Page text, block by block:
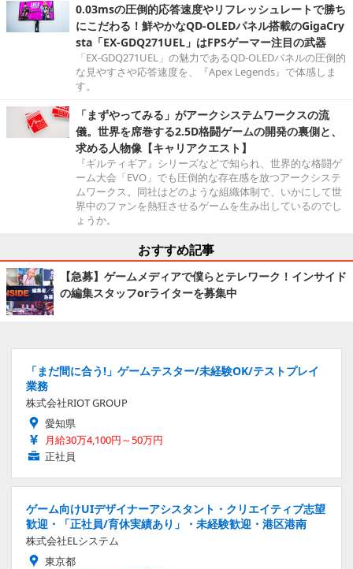
0.03msの圧倒的応答速度やリフレッシュレートで勝ち
にこだわる！鮮やかなQD-OLEDパネル搭載のGigaCry
sta「EX-GDQ271UEL」はFPSゲーマー注目の武器
「EX-GDQ271UEL」の魅力であるQD-OLEDパネルの圧倒的
な見やすさや応答速度を、『Apex Legends』で体感しま
す。
「まずやってみる」がアークシステムワークスの流
儀。世界を席巻する2.5D格闘ゲームの開発の裏側と、
求める人物像【キャリアクエスト】
『ギルティギア』シリーズなどで知られ、世界的な格闘ゲ
ーム大会「EVO」でも圧倒的な存在感を放つアークシステ
ムワークス。同社はどのような組織体制で、いかにして世
界中のファンを熱狂させるゲームを生み出しているのでし
ょうか。
おすすめ記事
【急募】ゲームメディアで僕らとテレワーク！インサイド
の編集スタッフorライターを募集中
「まだ間に合う!」ゲームテスター/未経験OK/テストプレイ
業務
株式会社RIOT GROUP
愛知県
月給30万4,100円～50万円
正社員
ゲーム向けUIデザイナーアシスタント・クリエイティブ志望
歓迎・「正社員/育休実績あり」・未経験歓迎・港区港南
株式会社ELシステム
東京都